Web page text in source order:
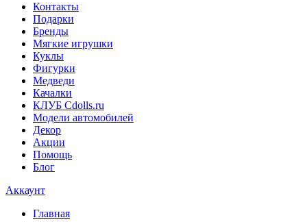
Контакты
Подарки
Бренды
Мягкие игрушки
Куклы
Фигурки
Медведи
Качалки
КЛУБ Cdolls.ru
Модели автомобилей
Декор
Акции
Помощь
Блог
Аккаунт
Главная